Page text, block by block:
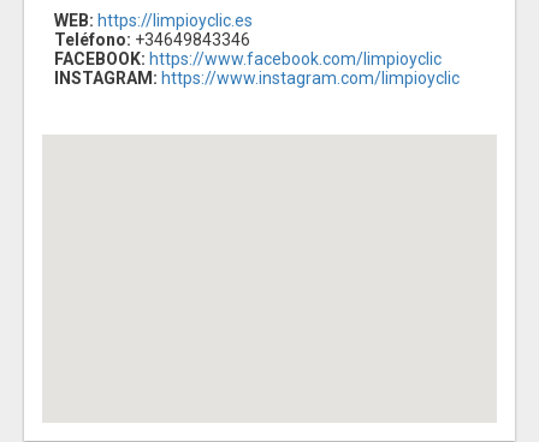
WEB: https://limpioyclic.es
Teléfono: +34649843346
FACEBOOK: https://www.facebook.com/limpioyclic
INSTAGRAM: https://www.instagram.com/limpioyclic